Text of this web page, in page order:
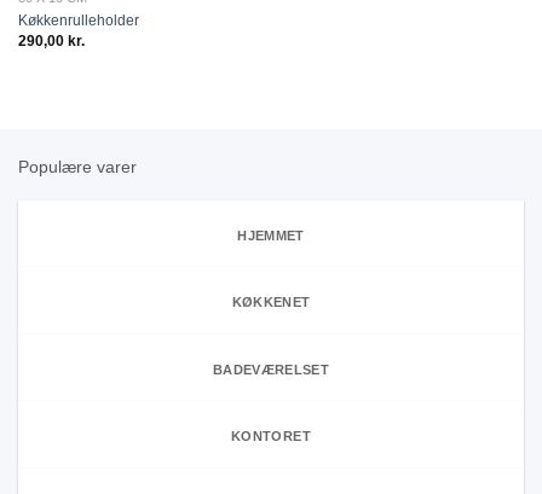
Køkkenrulleholder
290,00 kr.
Populære varer
HJEMMET
KØKKENET
BADEVÆRELSET
KONTORET